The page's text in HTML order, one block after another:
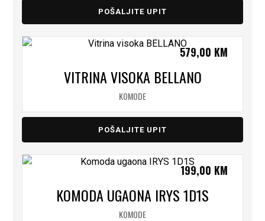
POŠALJITE UPIT
VITRINA VISOKA BELLANO
KOMODE
579,00 KM
POŠALJITE UPIT
KOMODA UGAONA IRYS 1D1S
KOMODE
199,00 KM